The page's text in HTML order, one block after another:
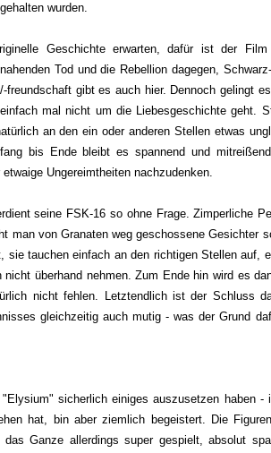
wurden.
Geschichte erwarten, dafür ist der
Tod und die Rebellion dagegen,
freundschaft gibt es auch hier. Dennoch gelingt
mal nicht um die Liebesgeschichte geht.
an den ein oder anderen Stellen etwas
bis Ende bleibt es spannend und
Ungereimtheiten nachzudenken.
seine FSK-16 so ohne Frage. Zimperliche
man von Granaten weg geschossene Gesichter
tauchen einfach an den richtigen Stellen auf,
überhand nehmen. Zum Ende hin wird es
nicht fehlen. Letztendlich ist der Schluss
gleichzeitig auch mutig - was der Grund
sicherlich einiges auszusetzen haben -
hat, bin aber ziemlich begeistert. Die
Ganze allerdings super gespielt, absolut